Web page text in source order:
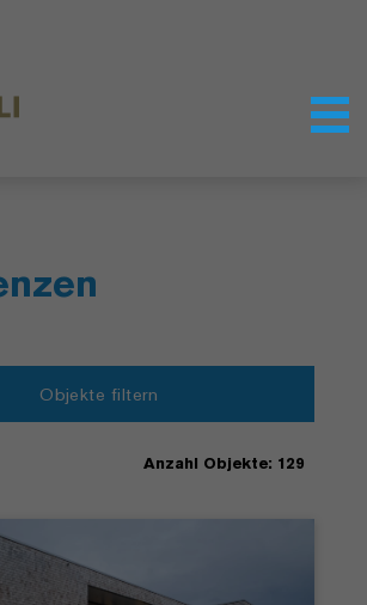
Objekte filtern
Anzahl Objekte: 129